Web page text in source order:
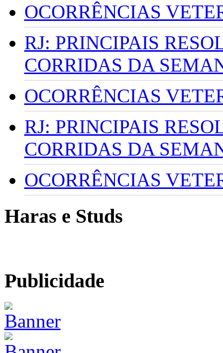
OCORRÊNCIAS
RJ: PRINCIPAIS
CORRIDAS DA
OCORRÊNCIAS
RJ: PRINCIPAIS
CORRIDAS DA
OCORRÊNCIAS
Haras e Studs
Publicidade